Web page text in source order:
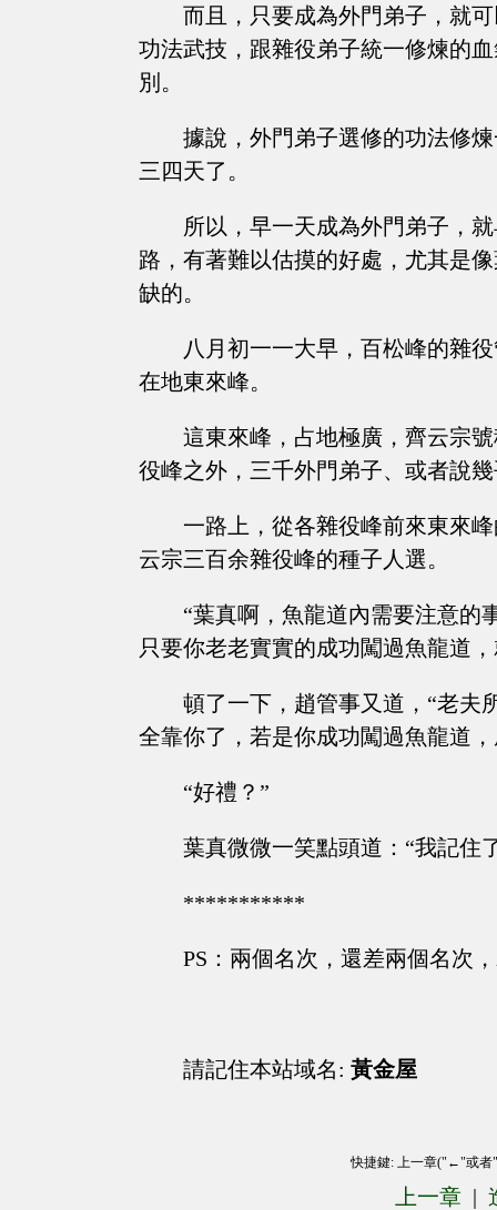
而且，只要成為外門弟子，就
功法武技，跟雜役弟子統一修煉的
別。
據說，外門弟子選修的功法修
三四天了。
所以，早一天成為外門弟子，
路，有著難以估摸的好處，尤其是
缺的。
八月初一一大早，百松峰的雜
在地東來峰。
這東來峰，占地極廣，齊云宗
役峰之外，三千外門弟子、或者說
一路上，從各雜役峰前來東來
云宗三百余雜役峰的種子人選。
“葉真啊，魚龍道內需要注意的
只要你老老實實的成功闖過魚龍道
頓了一下，趙管事又道，“老夫
全靠你了，若是你成功闖過魚龍道
“好禮？”
葉真微微一笑點頭道：“我記住
***********
PS：兩個名次，還差兩個名次
請記住本站域名: 黃金屋
快捷鍵: 上一章("←"或
上一章 |